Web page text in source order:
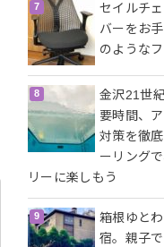
セイルチ
バーをお
のような
金沢21世
要時間、
対策を徹
ーリング
リーに楽しもう
箱根ゆと
宿。親子